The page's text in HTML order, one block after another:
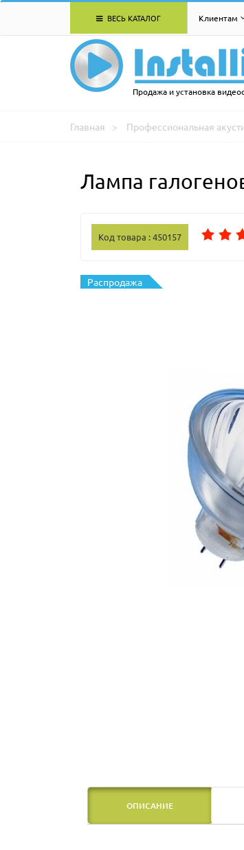
ВЕСЬ КАТАЛОГ Клиентам
Продажа и установка
Главная Профессиональная
Лампа
Код товара : 450157
Распродажа
ОПИСАНИЕ